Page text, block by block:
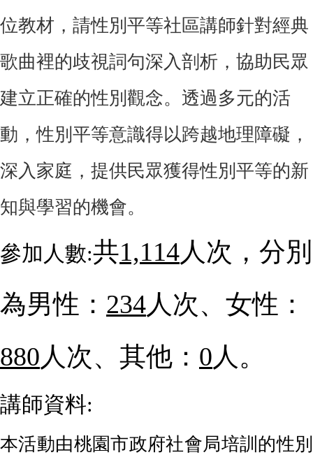
位教材，請性別平等社區講師針對經典
歌曲裡的歧視詞句深入剖析，協助民眾
建立正確的性別觀念。透過多元的活
動，性別平等意識得以跨越地理障礙，
深入家庭，提供民眾獲得性別平等的新
知與學習的機會。
參加人數:共1,114人次，分別
為男性： 234人次、女性：
880人次、其他： 0人。
講師資料:
本活動由桃園市政府社會局培訓的性別